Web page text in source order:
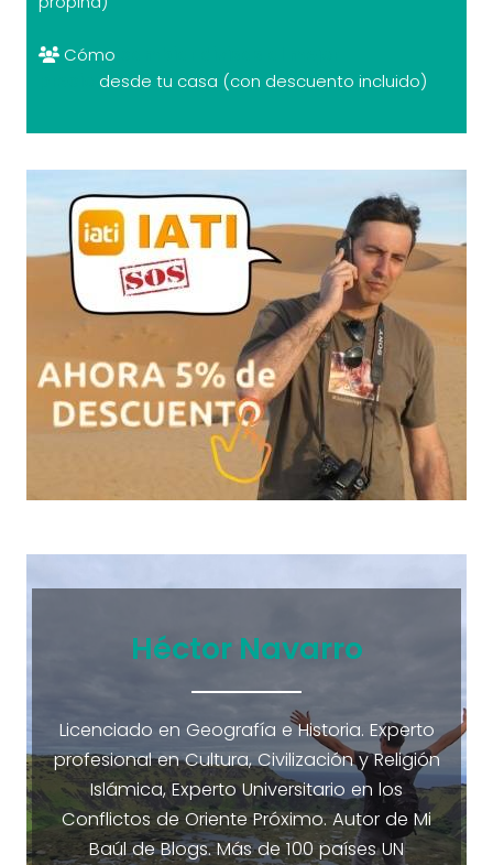
Cómo
desde tu casa (con descuento incluido)
Héctor Navarro
Licenciado en Geografía e Historia. Experto
profesional en Cultura, Civilización y Religión
Islámica, Experto Universitario en los
Conflictos de Oriente Próximo. Autor de Mi
Baúl de Blogs. Más de 100 países UN